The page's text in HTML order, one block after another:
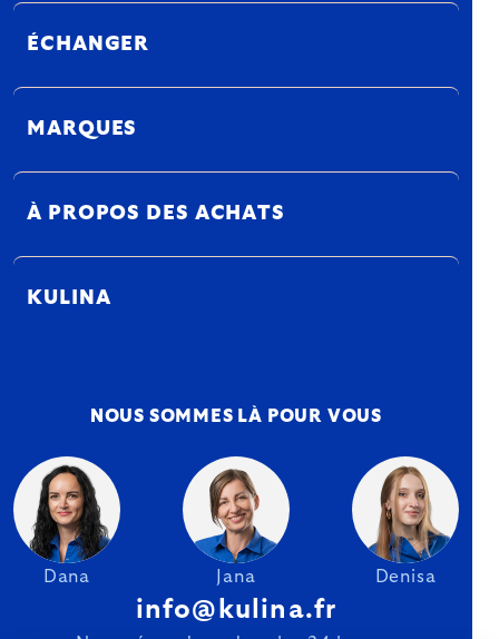
ÉCHANGER
MARQUES
À PROPOS DES ACHATS
KULINA
NOUS SOMMES LÀ POUR VOUS
Dana Jana Denisa
info@kulina.fr